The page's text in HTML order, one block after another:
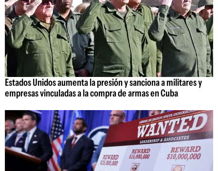
Estados Unidos aumenta la presión y sanciona a militares y
empresas vinculadas a la compra de armas en Cuba